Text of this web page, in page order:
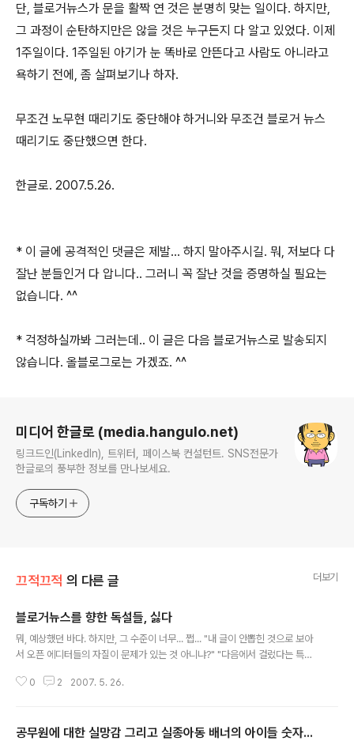
단, 블로거뉴스가 문을 활짝 연 것은 분명히 맞는 일이다. 하지만,
그 과정이 순탄하지만은 않을 것은 누구든지 다 알고 있었다. 이제
1주일이다. 1주일된 아기가 눈 똑바로 안뜬다고 사람도 아니라고
욕하기 전에, 좀 살펴보기나 하자.
무조건 노무현 때리기도 중단해야 하거니와 무조건 블로거 뉴스
때리기도 중단했으면 한다.
한글로. 2007.5.26.
* 이 글에 공격적인 댓글은 제발... 하지 말아주시길. 뭐, 저보다 다
잘난 분들인거 다 압니다.. 그러니 꼭 잘난 것을 증명하실 필요는
없습니다. ^^
* 걱정하실까봐 그러는데.. 이 글은 다음 블로거뉴스로 발송되지
않습니다. 올블로그로는 가겠죠. ^^
미디어 한글로 (media.hangulo.net)
링크드인(LinkedIn), 트위터, 페이스북 컨설턴트. SNS전문가
한글로의 풍부한 정보를 만나보세요.
구독하기
끄적끄적 의 다른 글 더보기
블로거뉴스를 향한 독설들, 싫다
뭐, 예상했던 바다. 하지만, 그 수준이 너무... 쩝... "내 글이 안뽑힌 것으로 보아
서 오픈 에디터들의 자질이 문제가 있는 것 아니냐?" "다음에서 걸렀다는 특종
랍시고 준 사람들 글 보니까, 기존에 블로거뉴스 하던 사람들이 많던데, 그거 어
어떤 글을 추천하면 당신의 불만이 사라질까요?" 하지만, 우린 답을 안다. 영원
0 2 2007. 5. 26.
공무원에 대한 실망감 그리고 실종아동 배너의 아이들 숫자...